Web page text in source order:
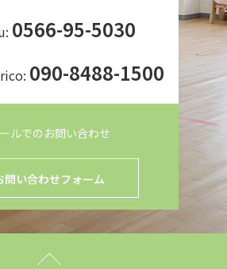
0566-95-5030
090-8488-1500
ルでのお問い合わせ
問い合わせフォーム